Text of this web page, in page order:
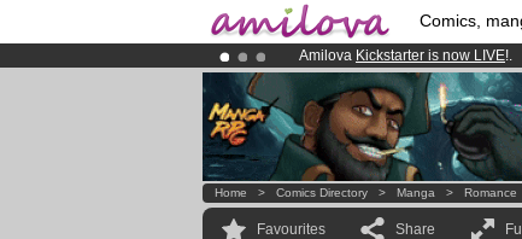
Comics,
Amilova Kickstarter is now LIVE!.
Premium membership from3.95
Already 100000 membersand
Home > Comics Directory > Manga > Romance
Favourites Share